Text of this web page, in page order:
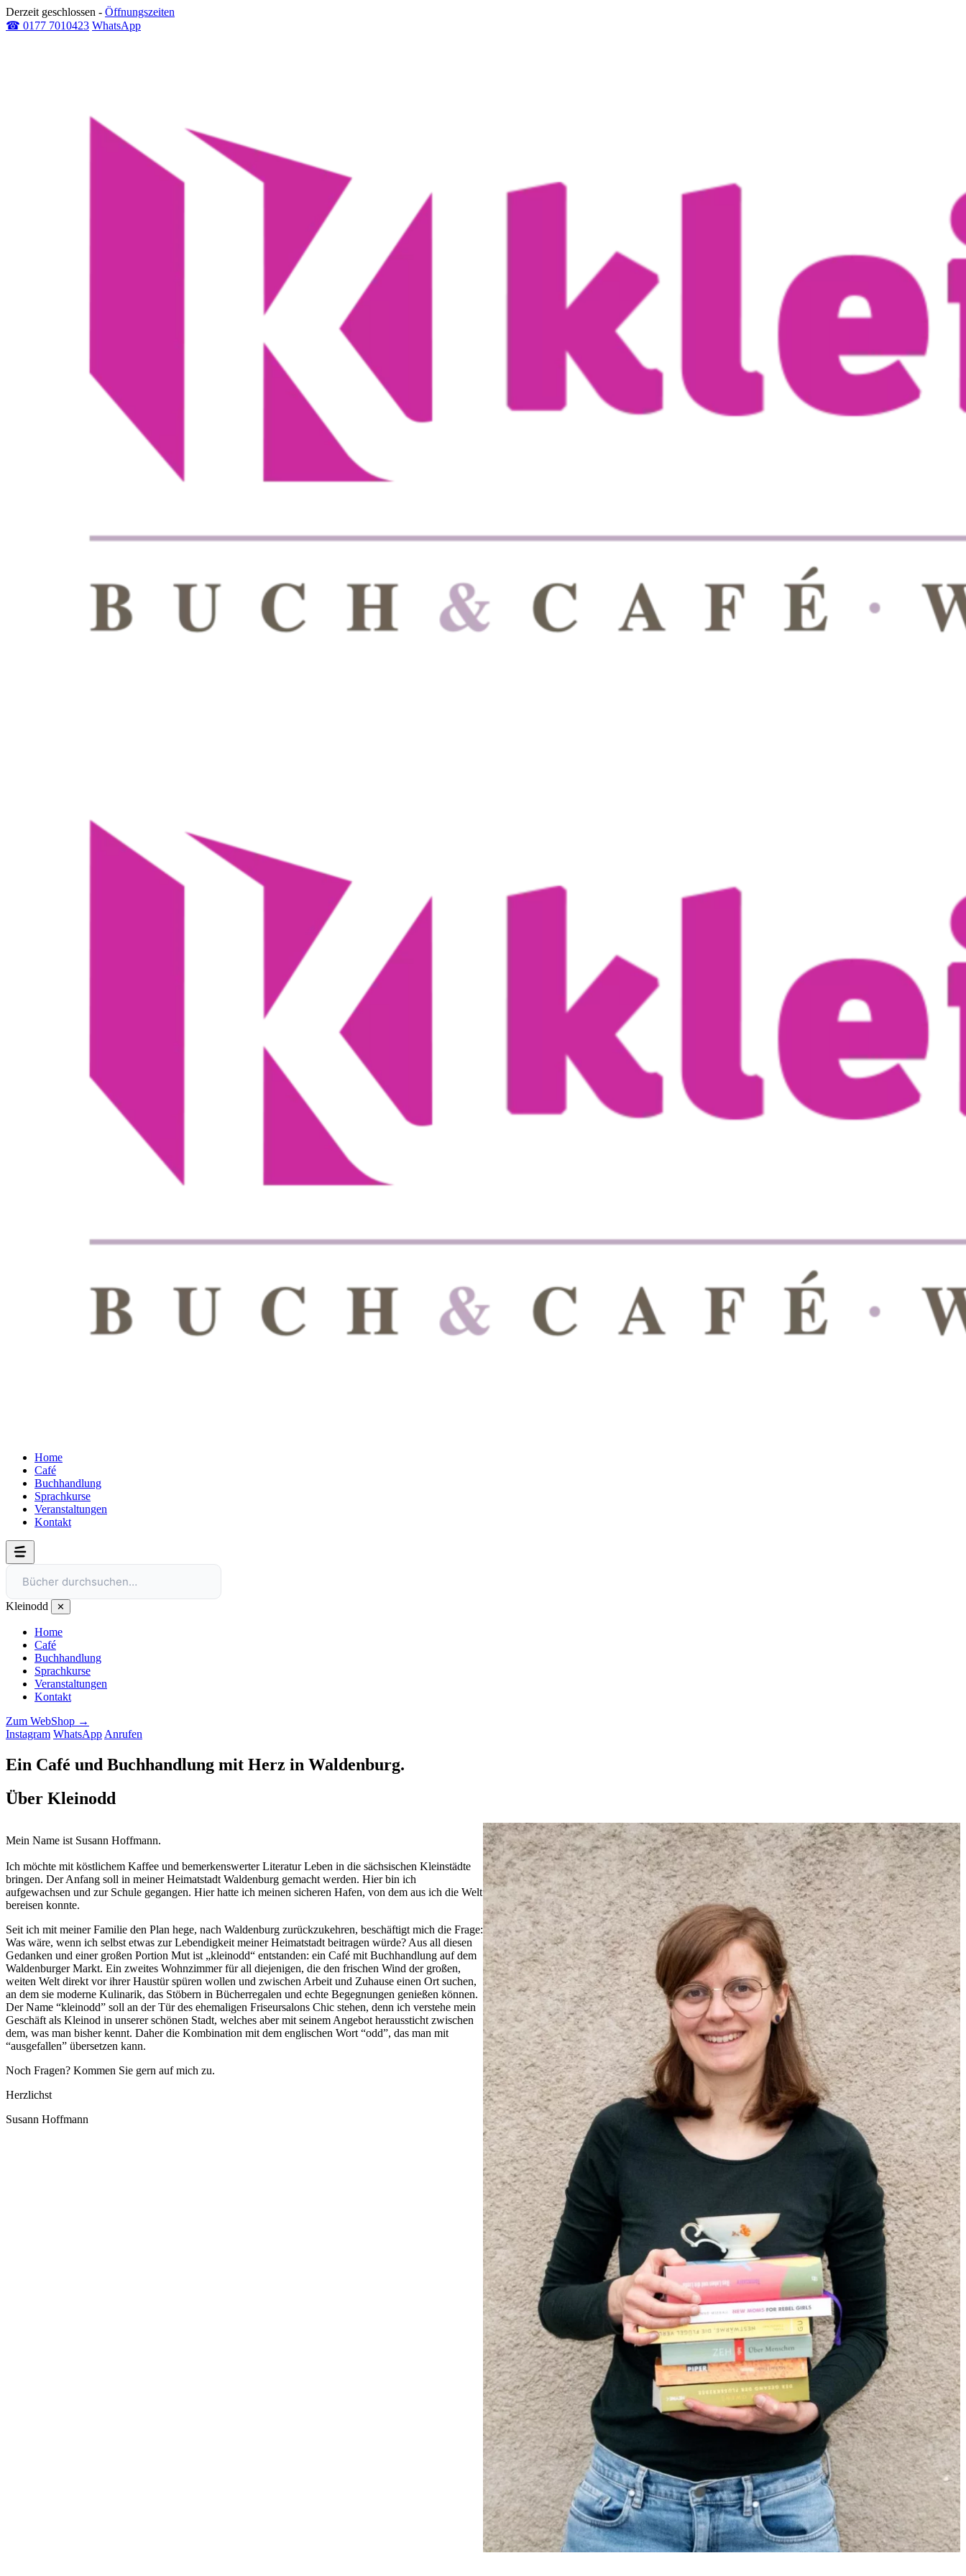
Derzeit geschlossen - Öffnungszeiten
☎ 0177 7010423 WhatsApp
Home
Café
Buchhandlung
Sprachkurse
Veranstaltungen
Kontakt
Bücher durchsuchen…
Kleinodd ✕
Home
Café
Buchhandlung
Sprachkurse
Veranstaltungen
Kontakt
Zum WebShop →
Instagram WhatsApp Anrufen
Ein Café und Buchhandlung mit Herz in Waldenburg.
Über Kleinodd
Mein Name ist Susann Hoffmann.
Ich möchte mit köstlichem Kaffee und bemerkenswerter Literatur Leben in die sächsischen Kleinstädte
bringen. Der Anfang soll in meiner Heimatstadt Waldenburg gemacht werden. Hier bin ich
aufgewachsen und zur Schule gegangen. Hier hatte ich meinen sicheren Hafen, von dem aus ich die Welt
bereisen konnte.
Seit ich mit meiner Familie den Plan hege, nach Waldenburg zurückzukehren, beschäftigt mich die Frage:
Was wäre, wenn ich selbst etwas zur Lebendigkeit meiner Heimatstadt beitragen würde? Aus all diesen
Gedanken und einer großen Portion Mut ist „kleinodd“ entstanden: ein Café mit Buchhandlung auf dem
Waldenburger Markt. Ein zweites Wohnzimmer für all diejenigen, die den frischen Wind der großen,
weiten Welt direkt vor ihrer Haustür spüren wollen und zwischen Arbeit und Zuhause einen Ort suchen,
an dem sie moderne Kulinarik, das Stöbern in Bücherregalen und echte Begegnungen genießen können.
Der Name “kleinodd” soll an der Tür des ehemaligen Friseursalons Chic stehen, denn ich verstehe mein
Geschäft als Kleinod in unserer schönen Stadt, welches aber mit seinem Angebot heraussticht zwischen
dem, was man bisher kennt. Daher die Kombination mit dem englischen Wort “odd”, das man mit
“ausgefallen” übersetzen kann.
Noch Fragen? Kommen Sie gern auf mich zu.
Herzlichst
Susann Hoffmann